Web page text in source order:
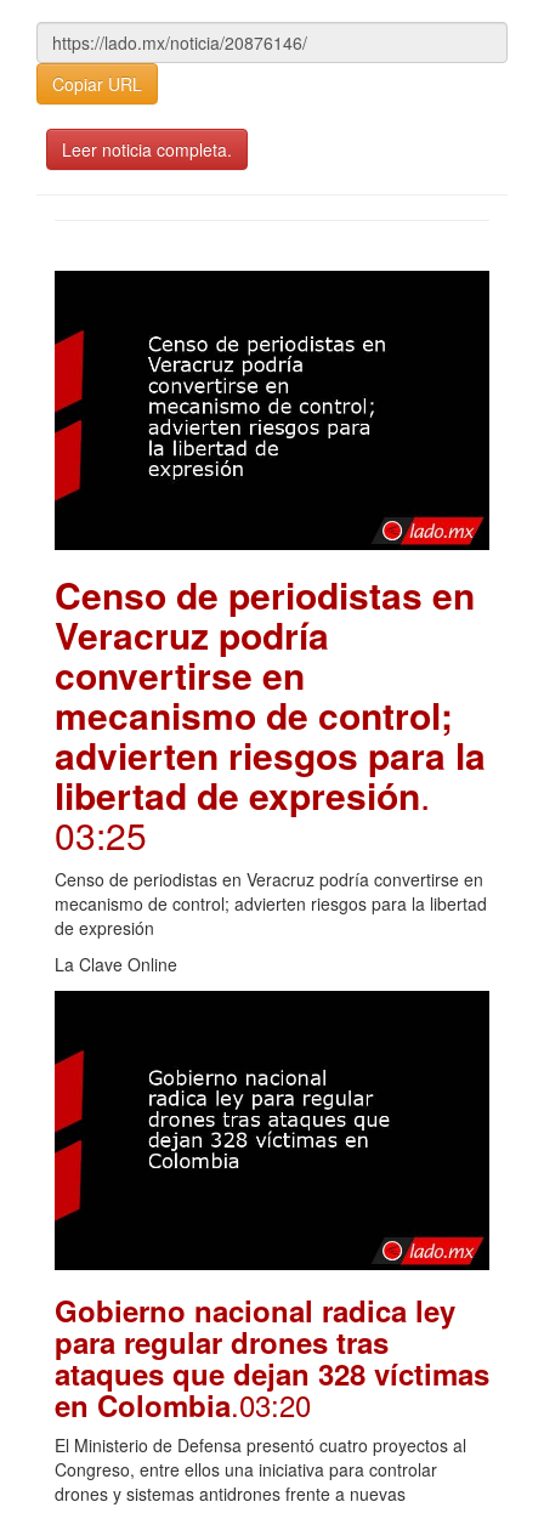
Copiar URL
Leer noticia completa.
Censo de periodistas en
Veracruz podría
convertirse en
mecanismo de control;
advierten riesgos para la
libertad de expresión.
03:25
Censo de periodistas en Veracruz podría convertirse en
mecanismo de control; advierten riesgos para la libertad
de expresión
La Clave Online
Gobierno nacional radica ley
para regular drones tras
ataques que dejan 328 víctimas
en Colombia.03:20
El Ministerio de Defensa presentó cuatro proyectos al
Congreso, entre ellos una iniciativa para controlar
drones y sistemas antidrones frente a nuevas